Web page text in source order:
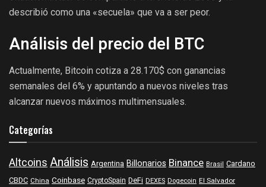
describió como una «secuela» que va a ser peor.
Análisis del precio del BTC
Actualmente, Bitcoin cotiza a 28.170$ con ganancias
semanales del 6% y apuntando a nuevos niveles tras
alcanzar nuevos máximos multimensuales.
Categorías
Altcoins Análisis Argentina Billonarios Binance Brasil Cardano
CBDC China Coinbase CryptoSpain DeFi DEXES Dogecoin El Salvador